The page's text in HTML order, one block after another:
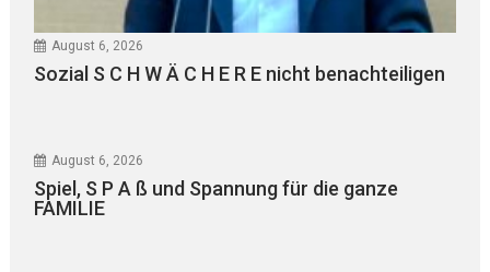
August 6, 2026
Sozial S C H W Ä C H E R E nicht benachteiligen
August 6, 2026
Spiel, S P A ß und Spannung für die ganze
FAMILIE